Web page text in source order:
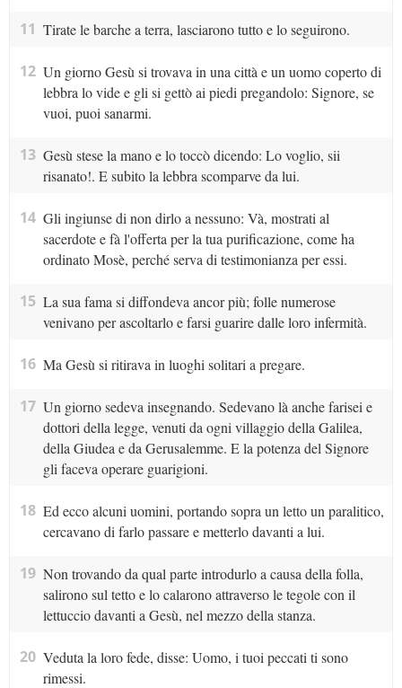
11 Tirate le barche a terra, lasciarono tutto e lo seguirono.
12 Un giorno Gesù si trovava in una città e un uomo coperto di
lebbra lo vide e gli si gettò ai piedi pregandolo: Signore, se
vuoi, puoi sanarmi.
13 Gesù stese la mano e lo toccò dicendo: Lo voglio, sii
risanato!. E subito la lebbra scomparve da lui.
14 Gli ingiunse di non dirlo a nessuno: Và, mostrati al
sacerdote e fà l'offerta per la tua purificazione, come ha
ordinato Mosè, perché serva di testimonianza per essi.
15 La sua fama si diffondeva ancor più; folle numerose
venivano per ascoltarlo e farsi guarire dalle loro infermità.
16 Ma Gesù si ritirava in luoghi solitari a pregare.
17 Un giorno sedeva insegnando. Sedevano là anche farisei e
dottori della legge, venuti da ogni villaggio della Galilea,
della Giudea e da Gerusalemme. E la potenza del Signore
gli faceva operare guarigioni.
18 Ed ecco alcuni uomini, portando sopra un letto un paralitico,
cercavano di farlo passare e metterlo davanti a lui.
19 Non trovando da qual parte introdurlo a causa della folla,
salirono sul tetto e lo calarono attraverso le tegole con il
lettuccio davanti a Gesù, nel mezzo della stanza.
20 Veduta la loro fede, disse: Uomo, i tuoi peccati ti sono
rimessi.